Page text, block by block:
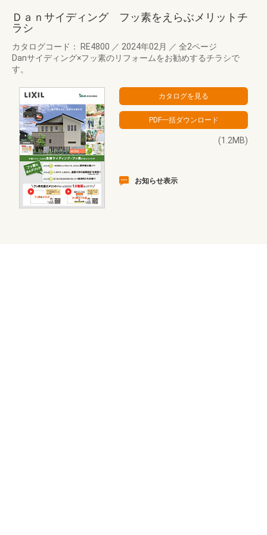
Ｄａｎサイディング フッ素をえらぶメリットチ
ラシ
カタログコード： RE4800 ／ 2024年02月 ／ 全2ページ
Danサイディング×フッ素のリフォームをお勧めするチラシで
す。
(1.2MB)
お知らせ表示